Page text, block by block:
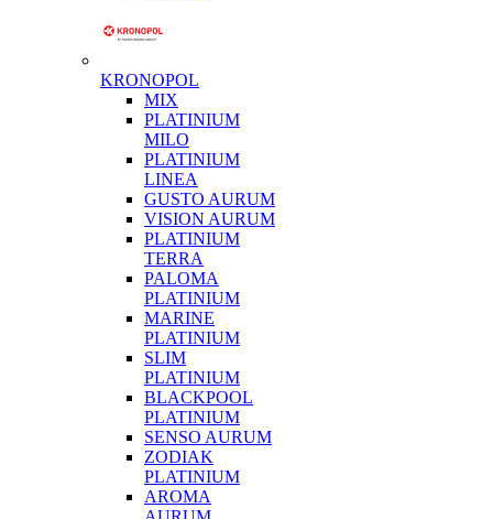
KRONOPOL
MIX
PLATINIUM
MILO
PLATINIUM
LINEA
GUSTO AURUM
VISION AURUM
PLATINIUM
TERRA
PALOMA
PLATINIUM
MARINE
PLATINIUM
SLIM
PLATINIUM
BLACKPOOL
PLATINIUM
SENSO AURUM
ZODIAK
PLATINIUM
AROMA